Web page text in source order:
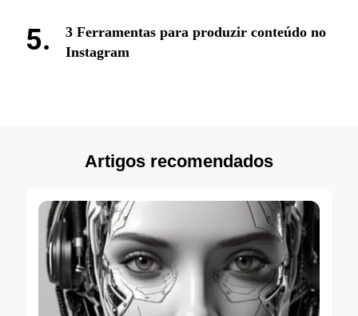
3 Ferramentas para produzir conteúdo no
Instagram
Artigos recomendados